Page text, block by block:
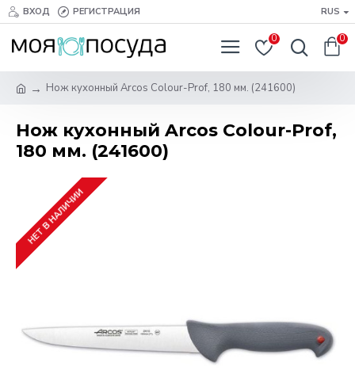
ВХОД РЕГИСТРАЦИЯ RUS
0 0
Нож кухонный Arcos Сolour-Prof, 180 мм. (241600)
Нож кухонный Arcos Сolour-Prof,
180 мм. (241600)
НЕТ В НАЛИЧИИ